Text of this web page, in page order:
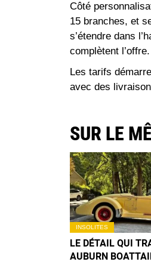
Côté
15 branches, et
s’étendre dans
complètent l’offre.
Les tarifs
avec des
SUR LE
INSOLITES
LE DÉTAIL QUI
AUBURN